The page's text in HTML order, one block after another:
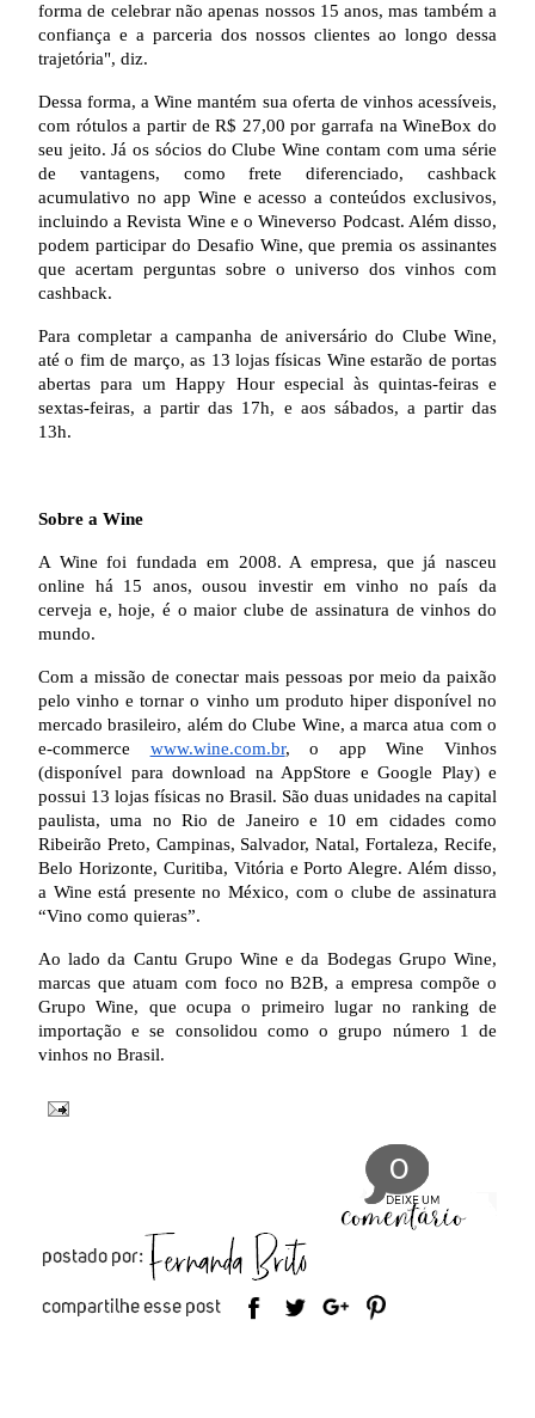
forma de celebrar não apenas nossos 15 anos, mas também a
confiança e a parceria dos nossos clientes ao longo dessa
trajetória", diz.
Dessa forma, a Wine mantém sua oferta de vinhos acessíveis,
com rótulos a partir de R$ 27,00 por garrafa na WineBox do
seu jeito. Já os sócios do Clube Wine contam com uma série
de vantagens, como frete diferenciado, cashback
acumulativo no app Wine e acesso a conteúdos exclusivos,
incluindo a Revista Wine e o Wineverso Podcast. Além disso,
podem participar do Desafio Wine, que premia os assinantes
que acertam perguntas sobre o universo dos vinhos com
cashback.
Para completar a campanha de aniversário do Clube Wine,
até o fim de março, as 13 lojas físicas Wine estarão de portas
abertas para um Happy Hour especial às quintas-feiras e
sextas-feiras, a partir das 17h, e aos sábados, a partir das
13h.
Sobre a Wine
A Wine foi fundada em 2008. A empresa, que já nasceu
online há 15 anos, ousou investir em vinho no país da
cerveja e, hoje, é o maior clube de assinatura de vinhos do
mundo.
Com a missão de conectar mais pessoas por meio da paixão
pelo vinho e tornar o vinho um produto hiper disponível no
mercado brasileiro, além do Clube Wine, a marca atua com o
e-commerce www.wine.com.br, o app Wine Vinhos
(disponível para download na AppStore e Google Play) e
possui 13 lojas físicas no Brasil. São duas unidades na capital
paulista, uma no Rio de Janeiro e 10 em cidades como
Ribeirão Preto, Campinas, Salvador, Natal, Fortaleza, Recife,
Belo Horizonte, Curitiba, Vitória e Porto Alegre. Além disso,
a Wine está presente no México, com o clube de assinatura
“Vino como quieras”.
Ao lado da Cantu Grupo Wine e da Bodegas Grupo Wine,
marcas que atuam com foco no B2B, a empresa compõe o
Grupo Wine, que ocupa o primeiro lugar no ranking de
importação e se consolidou como o grupo número 1 de
vinhos no Brasil.
0